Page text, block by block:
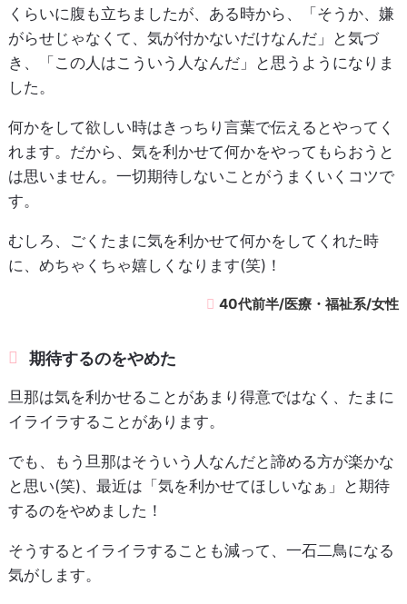
くらいに腹も立ちましたが、ある時から、「そうか、嫌
がらせじゃなくて、気が付かないだけなんだ」と気づ
き、「この人はこういう人なんだ」と思うようになりま
した。
何かをして欲しい時はきっちり言葉で伝えるとやってく
れます。だから、気を利かせて何かをやってもらおうと
は思いません。一切期待しないことがうまくいくコツで
す。
むしろ、ごくたまに気を利かせて何かをしてくれた時
に、めちゃくちゃ嬉しくなります(笑)！
40代前半/医療・福祉系/女性
期待するのをやめた
旦那は気を利かせることがあまり得意ではなく、たまに
イライラすることがあります。
でも、もう旦那はそういう人なんだと諦める方が楽かな
と思い(笑)、最近は「気を利かせてほしいなぁ」と期待
するのをやめました！
そうするとイライラすることも減って、一石二鳥になる
気がします。